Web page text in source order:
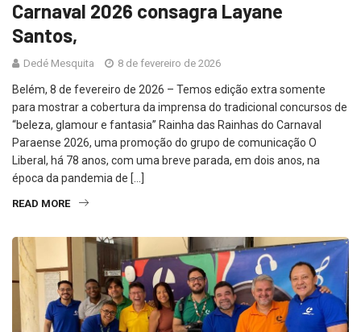
Carnaval 2026 consagra Layane
Santos,
Dedé Mesquita 8 de fevereiro de 2026
Belém, 8 de fevereiro de 2026 – Temos edição extra somente
para mostrar a cobertura da imprensa do tradicional concursos de
“beleza, glamour e fantasia” Rainha das Rainhas do Carnaval
Paraense 2026, uma promoção do grupo de comunicação O
Liberal, há 78 anos, com uma breve parada, em dois anos, na
época da pandemia de […]
READ MORE